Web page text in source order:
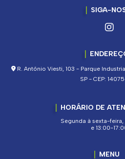
SIGA-
R. Antônio Viesti, 103 - Parque
SP - CEP:
HORÁRIO DE
Segunda à sexta-feira,
e 13:00-
MENU